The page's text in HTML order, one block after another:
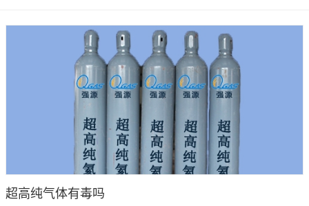
超高纯气体有毒吗